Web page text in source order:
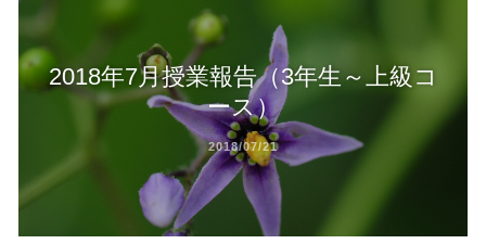
2018年7月授業報告（3年生～上級コ
ース）
2018/07/21